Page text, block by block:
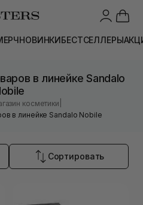
НОВИНКИБЕСТСЕЛЛЕРЫ
в линейке Sandalo
косметики
в линейке Sandalo Nobile
Сортировать